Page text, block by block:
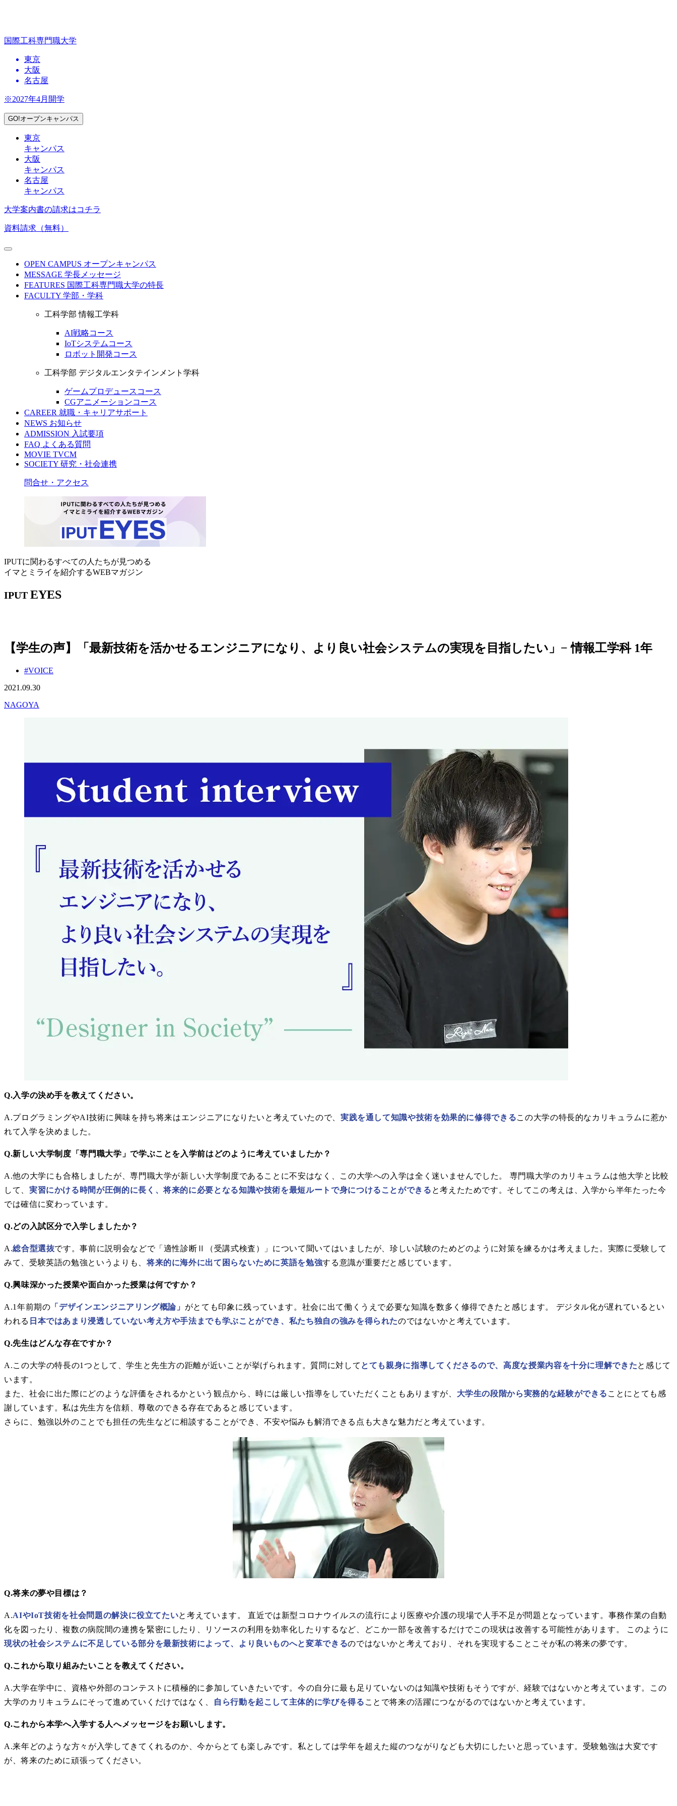
国際工科専門職大学
東京
大阪
名古屋
※2027年4月開学
GO!オープンキャンパス
東京
キャンパス
大阪
キャンパス
名古屋
キャンパス
大学案内書の請求はコチラ
資料請求（無料）
OPEN CAMPUS オープンキャンパス
MESSAGE 学長メッセージ
FEATURES 国際工科専門職大学の特長
FACULTY 学部・学科
工科学部 情報工学科
AI戦略コース
IoTシステムコース
ロボット開発コース
工科学部 デジタルエンタテインメント学科
ゲームプロデュースコース
CGアニメーションコース
CAREER 就職・キャリアサポート
NEWS お知らせ
ADMISSION 入試要項
FAQ よくある質問
MOVIE TVCM
SOCIETY 研究・社会連携
問合せ・アクセス
IPUTに関わるすべての人たちが見つめる
イマとミライを紹介するWEBマガジン
IPUT EYES
【学生の声】「最新技術を活かせるエンジニアになり、より良い社会システムの実現を目指したい」− 情報工学科 1年
#VOICE
2021.09.30
NAGOYA
Q.入学の決め手を教えてください。
A.プログラミングやAI技術に興味を持ち将来はエンジニアになりたいと考えていたので、 実践を通して知識や技術を効果的に修得できるこの大学の特長的なカリキュラムに惹か
れて入学を決めました。
Q.新しい大学制度「専門職大学」で学ぶことを入学前はどのように考えていましたか？
A.他の大学にも合格しましたが、専門職大学が新しい大学制度であることに不安はなく、この大学への入学は全く迷いませんでした。 専門職大学のカリキュラムは他大学と比較
して、 実習にかける時間が圧倒的に長く、将来的に必要となる知識や技術を最短ルートで身につけることができる と考えたためです。そしてこの考えは、入学から半年たった今
では確信に変わっています。
Q.どの入試区分で入学しましたか？
A.総合型選抜です。事前に説明会などで「適性診断Ⅱ（受講式検査）」について聞いてはいましたが、珍しい試験のためどのように対策を練るかは考えました。実際に受験して
みて、受験英語の勉強というよりも、将来的に海外に出て困らないために英語を勉強する意識が重要だと感じています。
Q.興味深かった授業や面白かった授業は何ですか？
A.1年前期の 「デザインエンジニアリング概論」 がとても印象に残っています。社会に出て働くうえで必要な知識を数多く修得できたと感じます。 デジタル化が遅れているとい
われる 日本ではあまり浸透していない考え方や手法までも学ぶことができ、私たち独自の強みを得られたのではないかと考えています。
Q.先生はどんな存在ですか？
A.この大学の特長の1つとして、学生と先生方の距離が近いことが挙げられます。質問に対して とても親身に指導してくださるので、高度な授業内容を十分に理解できたと感じて
います。
また、社会に出た際にどのような評価をされるかという観点から、時には厳しい指導をしていただくこともありますが、 大学生の段階から実務的な経験ができる ことにとても感
謝しています。私は先生方を信頼、尊敬のできる存在であると感じています。
さらに、勉強以外のことでも担任の先生などに相談することができ、不安や悩みも解消できる点も大きな魅力だと考えています。
Q.将来の夢や目標は？
A.AIやIoT技術を社会問題の解決に役立てたいと考えています。 直近では新型コロナウイルスの流行により医療や介護の現場で人手不足が問題となっています。事務作業の自動
化を図ったり、複数の病院間の連携を緊密にしたり、リソースの利用を効率化したりするなど、どこか一部を改善するだけでこの現状は改善する可能性があります。 このように
現状の社会システムに不足している部分を最新技術によって、より良いものへと変革できるのではないかと考えており、それを実現することこそが私の将来の夢です。
Q.これから取り組みたいことを教えてください。
A.大学在学中に、資格や外部のコンテストに積極的に参加していきたいです。今の自分に最も足りていないのは知識や技術もそうですが、経験ではないかと考えています。この
大学のカリキュラムにそって進めていくだけではなく、
自ら行動を起こして主体的に学びを得る ことで将来の活躍につながるのではないかと考えています。
Q.これから本学へ入学する人へメッセージをお願いします。
A.来年どのような方々が入学してきてくれるのか、今からとても楽しみです。私としては学年を超えた縦のつながりなども大切にしたいと思っています。受験勉強は大変です
が、将来のために頑張ってください。